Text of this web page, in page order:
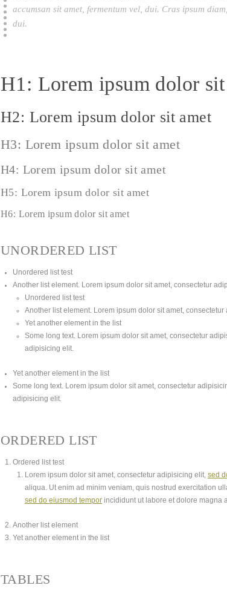
accumsan sit amet, fermentum vel, dui. Cras ipsum
dui.
H1: Lorem ipsum dolor
H2: Lorem ipsum dolor sit amet
H3: Lorem ipsum dolor sit amet
H4: Lorem ipsum dolor sit amet
H5: Lorem ipsum dolor sit amet
H6: Lorem ipsum dolor sit amet
UNORDERED LIST
Unordered list test
Another list element. Lorem ipsum dolor sit amet, consectetur
Unordered list test
Another list element. Lorem ipsum dolor sit amet, consectetur
Yet another element in the list
Some long text. Lorem ipsum dolor sit amet, consectetur
adipisicing elit.
Yet another element in the list
Some long text. Lorem ipsum dolor sit amet, consectetur
adipisicing elit.
ORDERED LIST
Ordered list test
Lorem ipsum dolor sit amet, consectetur adipisicing elit, sed
aliqua. Ut enim ad minim veniam, quis nostrud exercitation
sed do eiusmod tempor incididunt ut labore et dolore magna
Another list element
Yet another element in the list
TABLES